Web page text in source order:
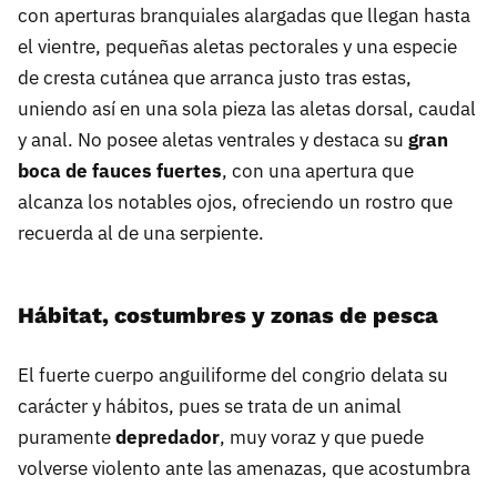
con aperturas branquiales alargadas que llegan hasta
el vientre, pequeñas aletas pectorales y una especie
de cresta cutánea que arranca justo tras estas,
uniendo así en una sola pieza las aletas dorsal, caudal
y anal. No posee aletas ventrales y destaca su gran
boca de fauces fuertes, con una apertura que
alcanza los notables ojos, ofreciendo un rostro que
recuerda al de una serpiente.
Hábitat, costumbres y zonas de pesca
El fuerte cuerpo anguiliforme del congrio delata su
carácter y hábitos, pues se trata de un animal
puramentedepredador, muy voraz y que puede
volverse violento ante las amenazas, que acostumbra